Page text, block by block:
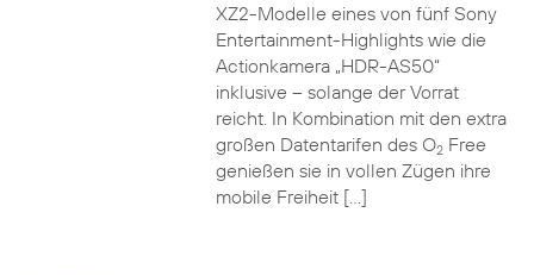
XZ2-Modelle eines von fünf Sony
Entertainment-Highlights wie die
Actionkamera „HDR-AS50“
inklusive – solange der Vorrat
reicht. In Kombination mit den extra
großen Datentarifen des O2Free
genießen sie in vollen Zügen ihre
mobile Freiheit […]